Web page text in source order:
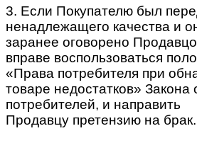
3. Если Покупателю был
ненадлежащего качества и
заранее оговорено
вправе воспользоваться
«Права потребителя при
товаре недостатков»
потребителей, и направить
Продавцу претензию на брак.